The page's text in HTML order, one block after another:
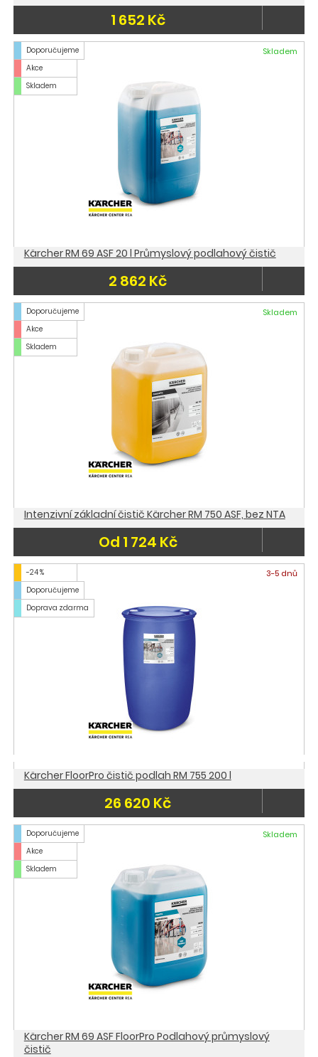
1 652 Kč
Doporučujeme
Akce
Skladem
Skladem
Kärcher RM 69 ASF 20 l Průmyslový podlahový čistič
2 862 Kč
Doporučujeme
Akce
Skladem
Skladem
Intenzivní základní čistič Kärcher RM 750 ASF, bez NTA
Od 1 724 Kč
-24 %
Doporučujeme
Doprava zdarma
3-5 dnů
Kärcher FloorPro čistič podlah RM 755 200 l
26 620 Kč
Doporučujeme
Akce
Skladem
Skladem
Kärcher RM 69 ASF FloorPro Podlahový průmyslový
čistič